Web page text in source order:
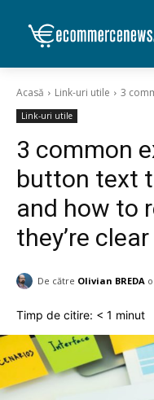
Acasă Link-uri utile 3
Link-uri utile
3 common
button text
and how to
they’re clear
De către Olivian BREDA
Timp de citire: < 1 minut